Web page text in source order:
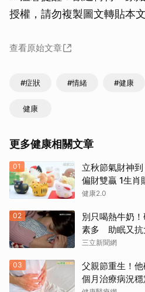
授權，請勿複製圖文轉貼本文
查看原始文章
#症狀 #情緒 #健康
健康
更多健康相關文章
01
立秋節氣財神
偏財雙贏 1生肖
健康2.0
02
別只喝熱牛奶
素多 助眠又抗
三立新聞網
03
父親節重生！
個月治療病況穩
取消